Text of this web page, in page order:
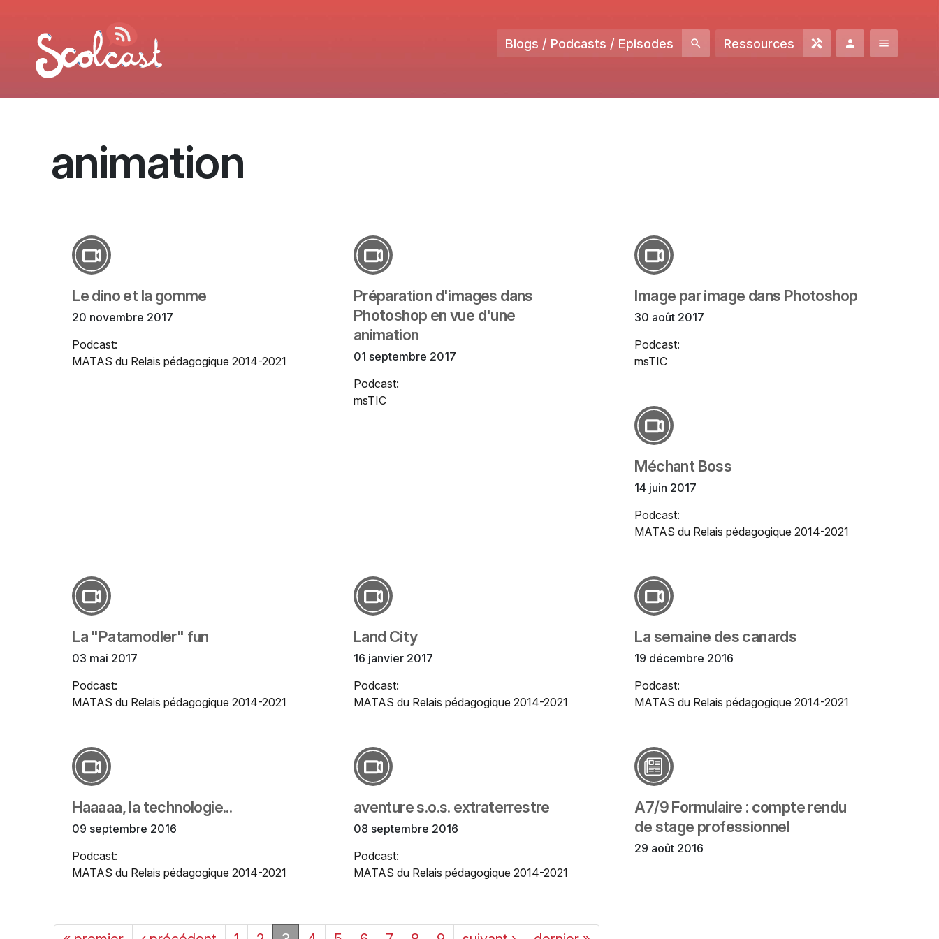
Blogs / Podcasts / Episodes Ressources
animation
Le dino et la gomme
20 novembre 2017
Podcast:
MATAS du Relais pédagogique 2014-2021
Préparation d'images dans
Photoshop en vue d'une
animation
01 septembre 2017
Podcast:
msTIC
Image par image dans Photoshop
30 août 2017
Podcast:
msTIC
Méchant Boss
14 juin 2017
Podcast:
MATAS du Relais pédagogique 2014-2021
La "Patamodler" fun
03 mai 2017
Podcast:
MATAS du Relais pédagogique 2014-2021
Land City
16 janvier 2017
Podcast:
MATAS du Relais pédagogique 2014-2021
La semaine des canards
19 décembre 2016
Podcast:
MATAS du Relais pédagogique 2014-2021
Haaaaa, la technologie...
09 septembre 2016
Podcast:
MATAS du Relais pédagogique 2014-2021
aventure s.o.s. extraterrestre
08 septembre 2016
Podcast:
MATAS du Relais pédagogique 2014-2021
A7/9 Formulaire : compte rendu
de stage professionnel
29 août 2016